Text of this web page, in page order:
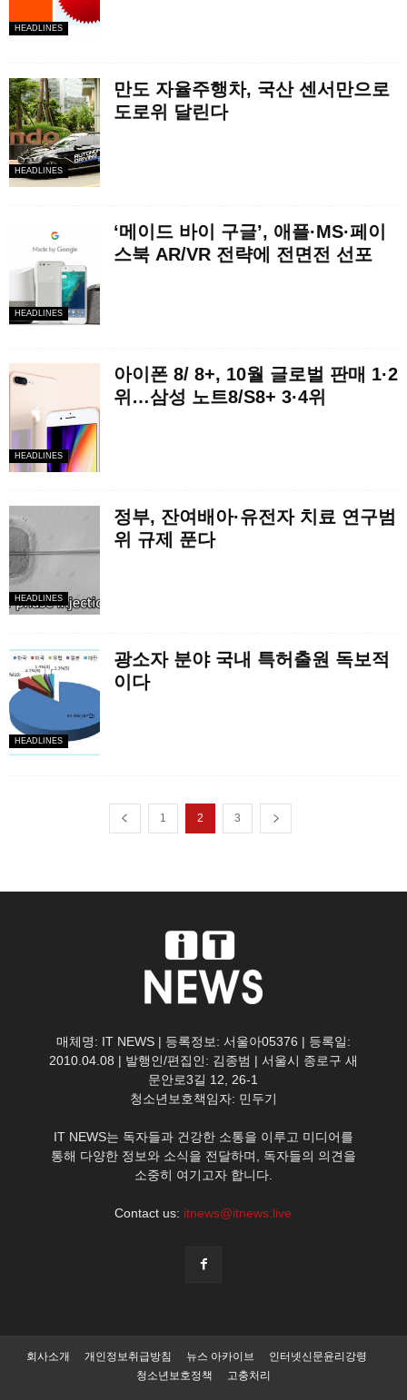
HEADLINES
HEADLINES
만도 자율주행차, 국산 센서만으로
도로위 달린다
HEADLINES
‘메이드 바이 구글’, 애플·MS·페이
스북 AR/VR 전략에 전면전 선포
HEADLINES
아이폰 8/ 8+, 10월 글로벌 판매 1·2
위…삼성 노트8/S8+ 3·4위
HEADLINES
정부, 잔여배아·유전자 치료 연구범
위 규제 푼다
HEADLINES
광소자 분야 국내 특허출원 독보적
이다
1 2 3
매체명: IT NEWS | 등록정보: 서울아05376 | 등록일:
2010.04.08 | 발행인/편집인: 김종범 | 서울시 종로구 새
문안로3길 12, 26-1
청소년보호책임자: 민두기
IT NEWS는 독자들과 건강한 소통을 이루고 미디어를
통해 다양한 정보와 소식을 전달하며, 독자들의 의견을
소중히 여기고자 합니다.
Contact us: itnews@itnews.live
회사소개 개인정보취급방침 뉴스 아카이브
인터넷신문윤리강령
청소년보호정책
고충처리